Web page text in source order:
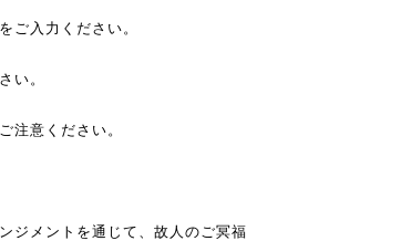
ご入力ください。
い。
注意ください。
ジメントを通じて、故人のご冥福